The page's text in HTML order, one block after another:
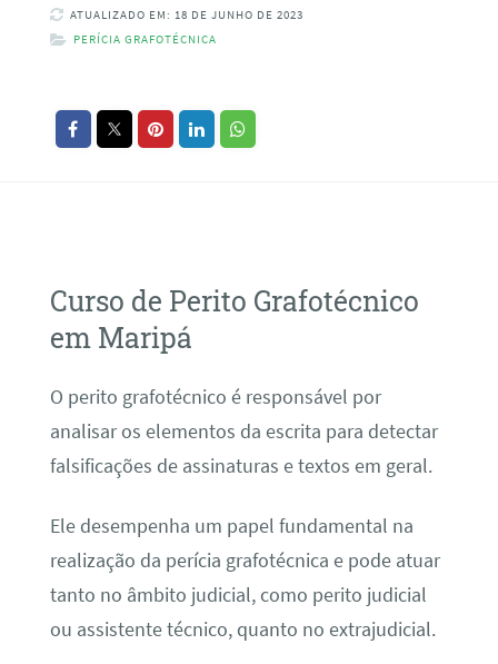
ATUALIZADO EM: 18 DE JUNHO DE 2023
PERÍCIA GRAFOTÉCNICA
Curso de Perito Grafotécnico
em Maripá
O perito grafotécnico é responsável por
analisar os elementos da escrita para detectar
falsificações de assinaturas e textos em geral.
Ele desempenha um papel fundamental na
realização da perícia grafotécnica e pode atuar
tanto no âmbito judicial, como perito judicial
ou assistente técnico, quanto no extrajudicial.